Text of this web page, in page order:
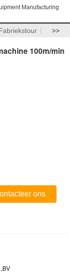
Manufacturing
>>
100m/min
ons